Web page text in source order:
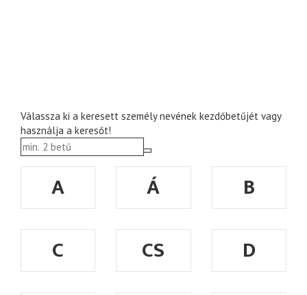
Válassza ki a keresett személy nevének kezdőbetűjét vagy
használja a keresőt!
A Á
B
C
CS
D